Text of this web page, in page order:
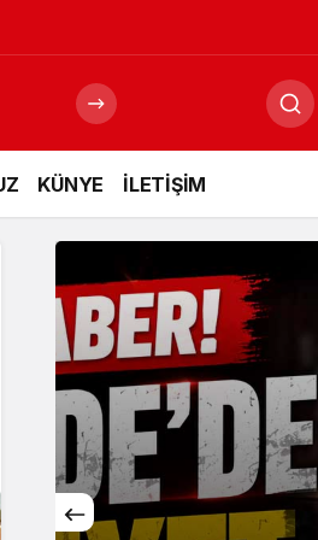
KÜNYE İLETİŞİM
Gündüz Modu
Gündüz modunu seçin.
Gece Modu
Gece modunu seçin.